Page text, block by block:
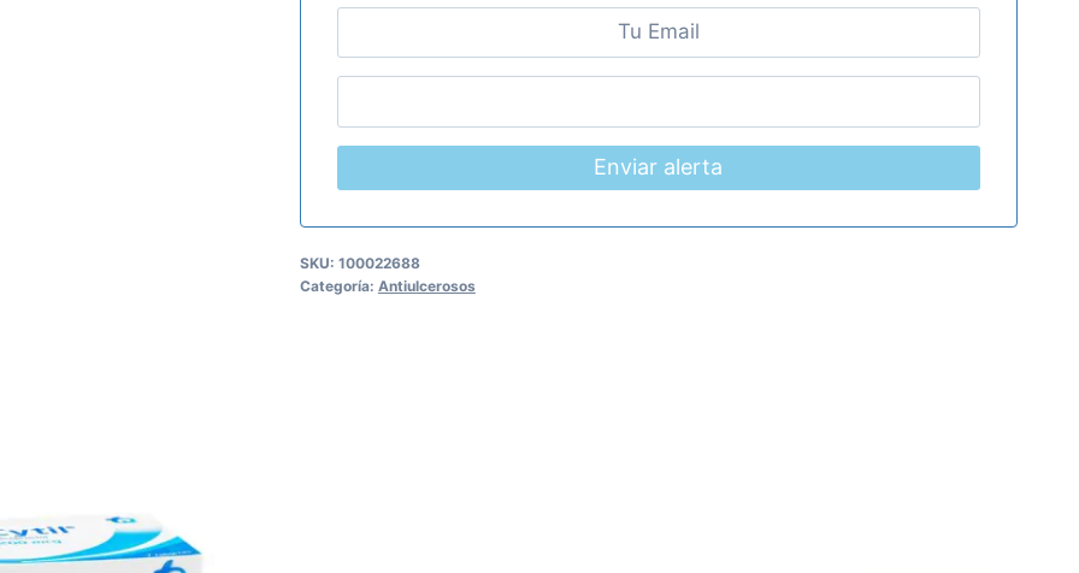
Enviar alerta
SKU: 100022688
Categoría: Antiulcerosos